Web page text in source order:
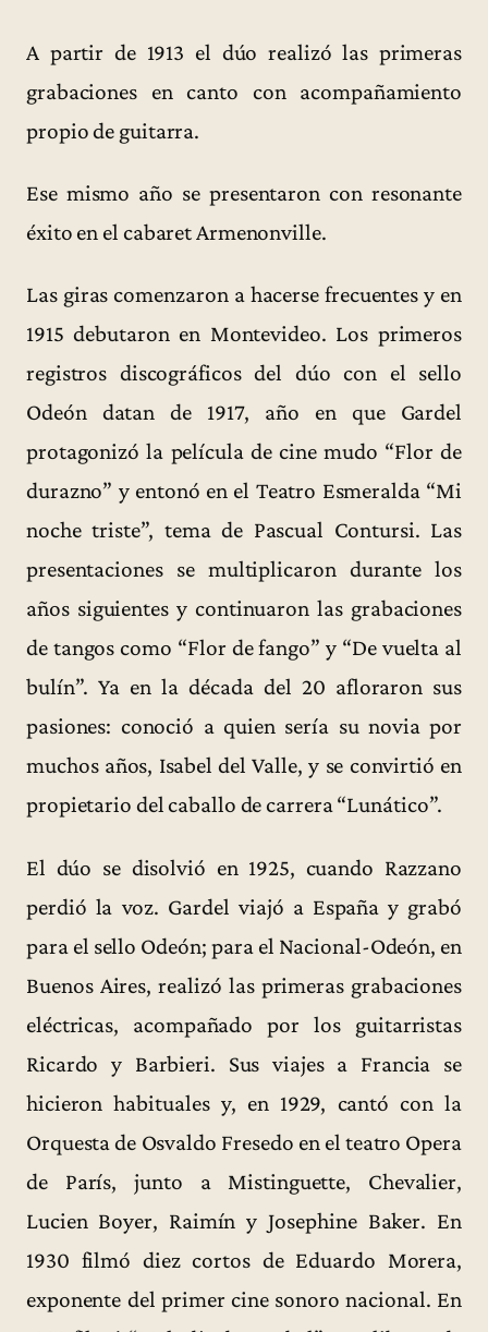
A partir de 1913 el dúo realizó las primeras
grabaciones en canto con acompañamiento
propio de guitarra.
Ese mismo año se presentaron con resonante
éxito en el cabaret Armenonville.
Las giras comenzaron a hacerse frecuentes y en
1915 debutaron en Montevideo. Los primeros
registros discográficos del dúo con el sello
Odeón datan de 1917, año en que Gardel
protagonizó la película de cine mudo “Flor de
durazno” y entonó en el Teatro Esmeralda “Mi
noche triste”, tema de Pascual Contursi. Las
presentaciones se multiplicaron durante los
años siguientes y continuaron las grabaciones
de tangos como “Flor de fango” y “De vuelta al
bulín”. Ya en la década del 20 afloraron sus
pasiones: conoció a quien sería su novia por
muchos años, Isabel del Valle, y se convirtió en
propietario del caballo de carrera “Lunático”.
El dúo se disolvió en 1925, cuando Razzano
perdió la voz. Gardel viajó a España y grabó
para el sello Odeón; para el Nacional-Odeón, en
Buenos Aires, realizó las primeras grabaciones
eléctricas, acompañado por los guitarristas
Ricardo y Barbieri. Sus viajes a Francia se
hicieron habituales y, en 1929, cantó con la
Orquesta de Osvaldo Fresedo en el teatro Opera
de París, junto a Mistinguette, Chevalier,
Lucien Boyer, Raimín y Josephine Baker. En
1930 filmó diez cortos de Eduardo Morera,
exponente del primer cine sonoro nacional. En